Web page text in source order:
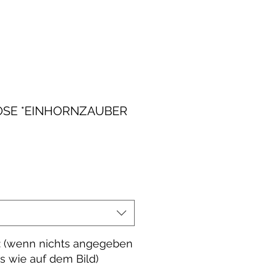
*EINHORNZAUBER
(wenn nichts angegeben
wie auf dem Bild)